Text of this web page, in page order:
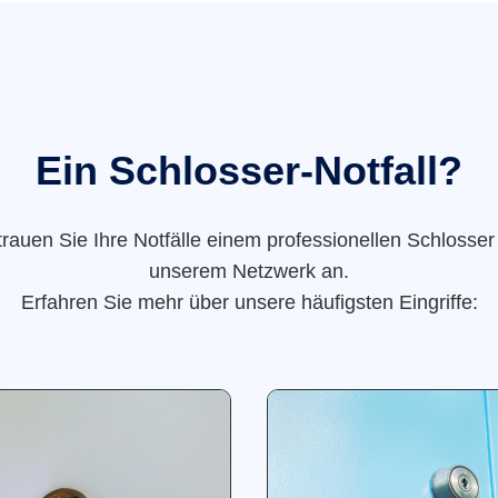
Ein Schlosser-Notfall?
Sie Ihre Notfälle einem professionellen
unserem Netzwerk an.
Erfahren Sie mehr über unsere häufigsten Eingriffe: